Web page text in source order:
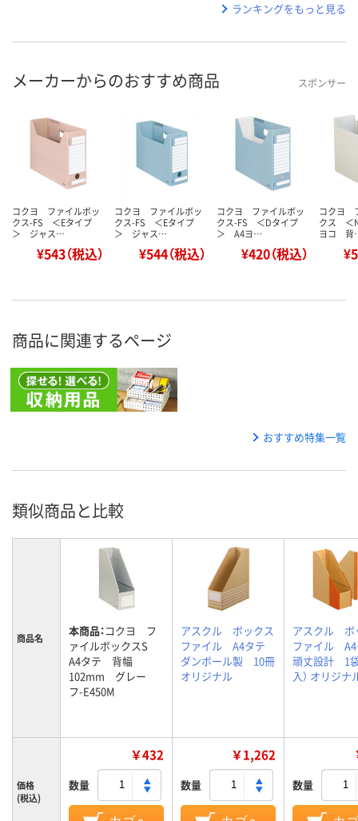
ランキングをもっと見る
メーカーからのおすすめ商品 スポンサー
コクヨ ファイルボッ
クス-FS ＜Eタイプ
＞ ジャス…
¥543（税込）
コクヨ ファイルボッ
クス-FS ＜Eタイプ
＞ ジャス…
¥544（税込）
コクヨ ファイルボッ
クス-FS ＜Dタイプ
＞ A4ヨ…
¥420（税込）
コクヨ
クス ＜
ヨコ
商品に関連するページ
おすすめ特集一覧
類似商品と比較
商品名 本商品：コクヨ フ
ァイルボックスS
A4タテ 背幅
102mm グレー
フ-E450M
アスクル ボックス
ファイル A4タテ
ダンボール製 10冊
オリジナル
アスクル ボ
ファイル
頑丈設計 1袋
入） オリジナ
価格
(税込)
￥432
数量
￥1,262
数量 数量